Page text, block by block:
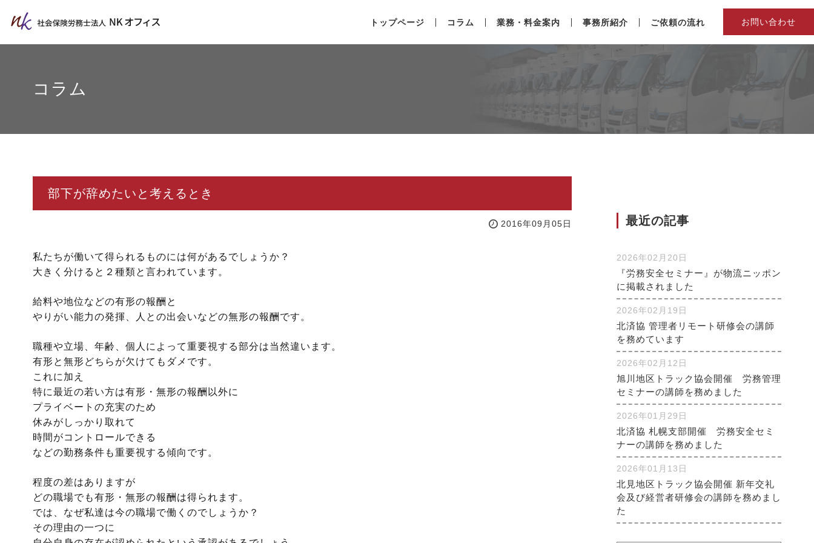
トップページ コラム 業務・料金案内 事務所紹介 ご依頼の流れ お問い合わせ
コラム
部下が辞めたいと考えるとき
2016年09月05日
私たちが働いて得られるものには何があるでしょうか？
大きく分けると２種類と言われています。
給料や地位などの有形の報酬と
やりがい能力の発揮、人との出会いなどの無形の報酬です。
職種や立場、年齢、個人によって重要視する部分は当然違います。
有形と無形どちらが欠けてもダメです。
これに加え
特に最近の若い方は有形・無形の報酬以外に
プライベートの充実のため
休みがしっかり取れて
時間がコントロールできる
などの勤務条件も重要視する傾向です。
程度の差はありますが
どの職場でも有形・無形の報酬は得られます。
では、なぜ私達は今の職場で働くのでしょうか？
その理由の一つに
最近の記事
2026年02月20日
『労務安全セミナー』が物流ニッポン
に掲載されました
2026年02月19日
北済協 管理者リモート研修会の講師
を務めています
2026年02月12日
旭川地区トラック協会開催 労務管理
セミナーの講師を務めました
2026年01月29日
北済協 札幌支部開催 労務安全セミ
ナーの講師を務めました
2026年01月13日
北見地区トラック協会開催 新年交礼
会及び経営者研修会の講師を務めまし
た